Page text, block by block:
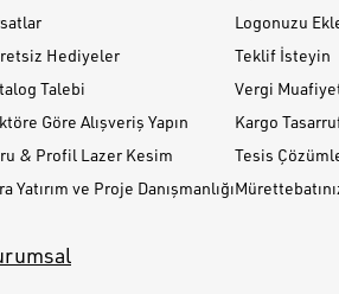
Hediyeler
Talebi
Göre Alışveriş Yapın
& Profil Lazer Kesim
Yatırım ve Proje Danışmanlığı
Logonuzu
Teklif İsteyin
Vergi
Kargo
Tesis